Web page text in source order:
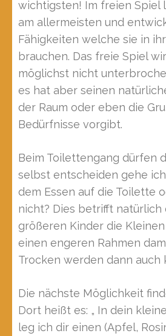
wichtigsten! Im freien Spiel
am allermeisten und
Fähigkeiten welche sie in
brauchen. Das freie Spiel
möglichst nicht
es hat aber seinen
der Raum oder eben die
Bedürfnisse vorgibt.
Beim Toilettengang dürfen
selbst entscheiden gehe
dem Essen auf die Toilette
nicht? Dies betrifft natürlich
größeren Kinder die
einen engeren Rahmen
Trocken werden dann auch
Die nächste Möglichkeit
Dort heißt es: „ In dein
leg ich dir einen (Apfel,